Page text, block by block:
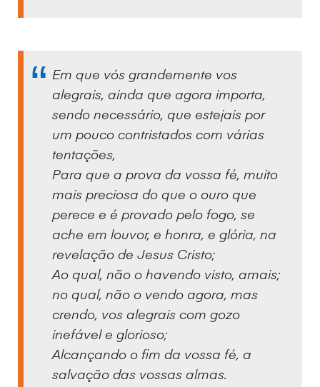
Em que vós grandemente vos
alegrais, ainda que agora importa,
sendo necessário, que estejais por
um pouco contristados com várias
tentações,
Para que a prova da vossa fé, muito
mais preciosa do que o ouro que
perece e é provado pelo fogo, se
ache em louvor, e honra, e glória, na
revelação de Jesus Cristo;
Ao qual, não o havendo visto, amais;
no qual, não o vendo agora, mas
crendo, vos alegrais com gozo
inefável e glorioso;
Alcançando o fim da vossa fé, a
salvação das vossas almas.